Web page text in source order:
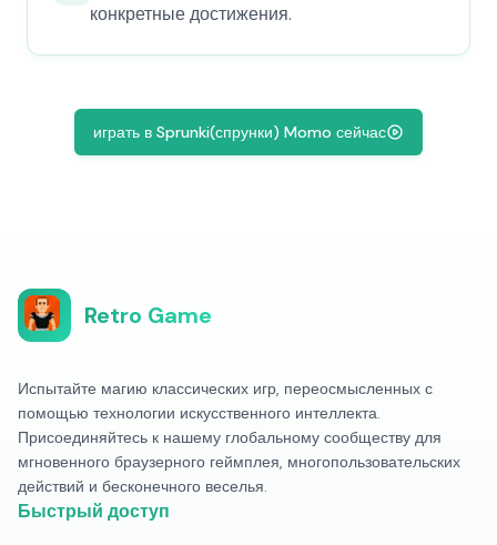
конкретные достижения.
играть в Sprunki(спрунки) Momo сейчас
Retro Game
Испытайте магию классических игр, переосмысленных с
помощью технологии искусственного интеллекта.
Присоединяйтесь к нашему глобальному сообществу для
мгновенного браузерного геймплея, многопользовательских
действий и бесконечного веселья.
Быстрый доступ